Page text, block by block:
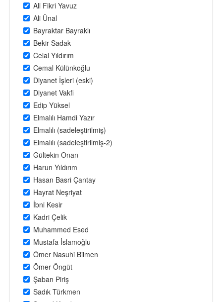
Ali Fikri Yavuz
Ali Ünal
Bayraktar Bayraklı
Bekir Sadak
Celal Yıldırım
Cemal Külünkoğlu
Diyanet İşleri (eski)
Diyanet Vakfi
Edip Yüksel
Elmalılı Hamdi Yazır
Elmalılı (sadeleştirilmiş)
Elmalılı (sadeleştirilmiş-2)
Gültekin Onan
Harun Yıldırım
Hasan Basri Çantay
Hayrat Neşriyat
İbni Kesir
Kadri Çelik
Muhammed Esed
Mustafa İslamoğlu
Ömer Nasuhi Bilmen
Ömer Öngüt
Şaban Piriş
Sadık Türkmen